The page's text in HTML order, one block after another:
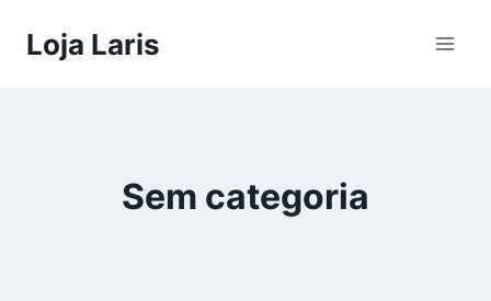
Loja Laris
Sem categoria